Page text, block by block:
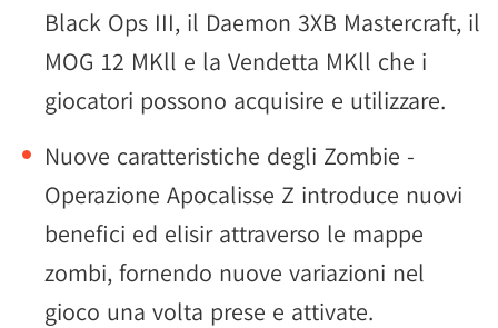
Black Ops III, il Daemon 3XB Mastercraft, il
MOG 12 MKll e la Vendetta MKll che i
giocatori possono acquisire e utilizzare.
Nuove caratteristiche degli Zombie -
Operazione Apocalisse Z introduce nuovi
benefici ed elisir attraverso le mappe
zombi, fornendo nuove variazioni nel
gioco una volta prese e attivate.